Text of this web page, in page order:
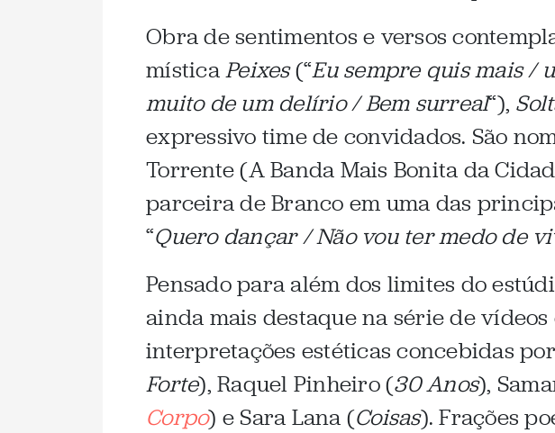
Obra de sentimentos e versos
místicaPeixes(“Eu sempre quis mais /
muito de um delírio / Bem surreal“),
expressivo time de convidados. São
Torrente (A Banda Mais Bonita da
parceira de Branco em uma das
“Quero dançar / Não vou ter medo de
Pensado para além dos limites do
ainda mais destaque na série de
interpretações estéticas concebidas
Forte), Raquel Pinheiro (30 Anos),
Corpo) e Sara Lana (Coisas). Frações